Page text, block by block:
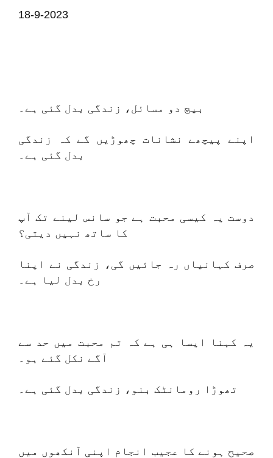
18-9-2023
بیچ دو مسائل، زندگی بدل گئی ہے۔
اپنے پیچھے نشانات چھوڑیں گے کہ زندگی
بدل گئی ہے۔
دوست یہ کیسی محبت ہے جو سانس لینے تک آپ
کا ساتھ نہیں دیتی؟
صرف کہانیاں رہ جائیں گی، زندگی نے اپنا
رخ بدل لیا ہے۔
یہ کہنا ایسا ہی ہے کہ تم محبت میں حد سے
آگے نکل گئے ہو۔
تھوڑا رومانٹک بنو، زندگی بدل گئی ہے۔
صحیح ہونے کا عجیب انجام اپنی آنکھوں میں